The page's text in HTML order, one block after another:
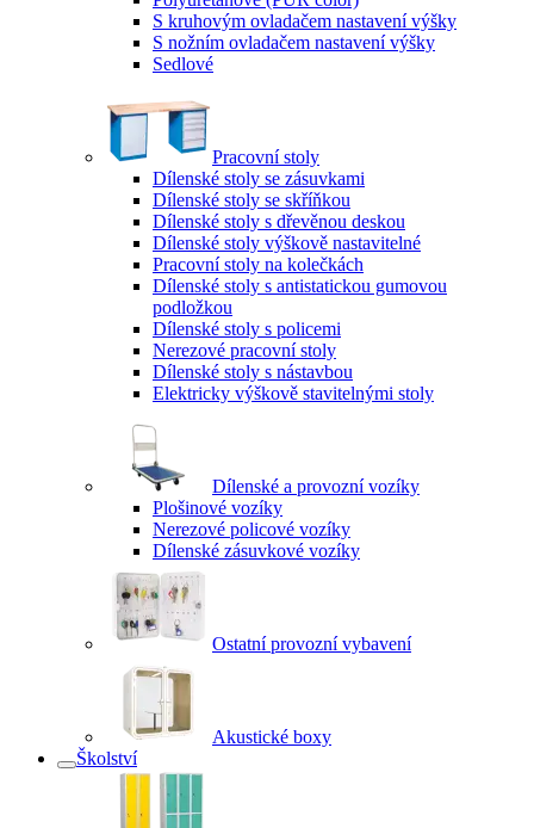
S kruhovým ovladačem nastavení výšky
S nožním ovladačem nastavení výšky
Sedlové
Pracovní stoly
Dílenské stoly se zásuvkami
Dílenské stoly se skříňkou
Dílenské stoly s dřevěnou deskou
Dílenské stoly výškově nastavitelné
Pracovní stoly na kolečkách
Dílenské stoly s antistatickou gumovou
podložkou
Dílenské stoly s policemi
Nerezové pracovní stoly
Dílenské stoly s nástavbou
Elektricky výškově stavitelnými stoly
Dílenské a provozní vozíky
Plošinové vozíky
Nerezové policové vozíky
Dílenské zásuvkové vozíky
Ostatní provozní vybavení
Akustické boxy
Školství